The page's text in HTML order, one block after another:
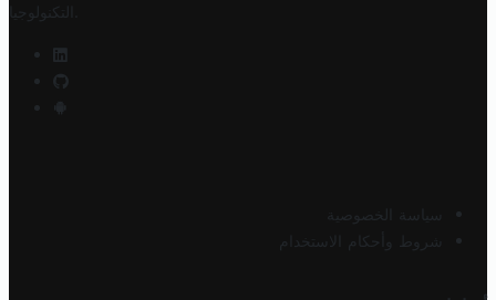
التكنولوجيا
سياسة الخصوصية
شروط وأحكام الاستخدام